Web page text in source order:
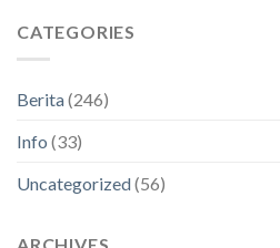
CATEGORIES
Berita(246)
Info (33)
Uncategorized(56)